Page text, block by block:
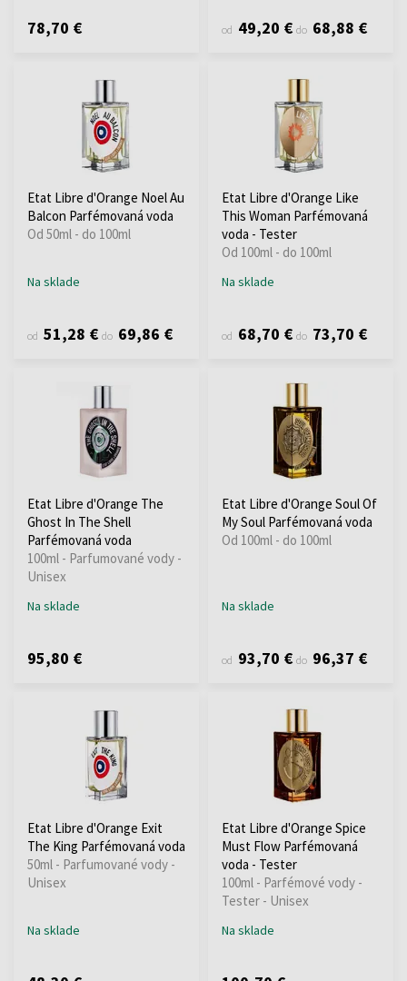
78,70 € od 49,20 € do 68,88 €
Etat Libre d'Orange Noel Au
Balcon Parfémovaná voda
Od 50ml - do 100ml
Na sklade
od 51,28 € do 69,86 €
Etat Libre d'Orange Like
This Woman Parfémovaná
voda - Tester
Od 100ml - do 100ml
Na sklade
od 68,70 € do 73,70 €
Etat Libre d'Orange The
Ghost In The Shell
Parfémovaná voda
100ml - Parfumované vody -
Unisex
Na sklade
95,80 €
Etat Libre d'Orange Soul Of
My Soul Parfémovaná voda
Od 100ml - do 100ml
Na sklade
od 93,70 € do 96,37 €
Etat Libre d'Orange Exit
The King Parfémovaná voda
50ml - Parfumované vody -
Unisex
Na sklade
Etat Libre d'Orange Spice
Must Flow Parfémovaná
voda - Tester
100ml - Parfémové vody -
Tester - Unisex
Na sklade